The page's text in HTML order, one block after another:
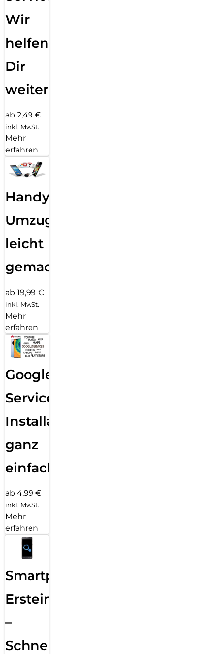
Wir
helfen
Dir
weiter
ab 2,49 €
inkl. MwSt.
Mehr
erfahren
Handy
Umzug
leicht
gemacht!
ab 19,99 €
inkl. MwSt.
Mehr
erfahren
Google
Services
Installation
ganz
einfach
ab 4,99 €
inkl. MwSt.
Mehr
erfahren
Smartphone
Ersteinrichtung
–
Schnelle